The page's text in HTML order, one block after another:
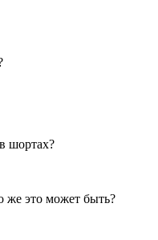
шортах?
же это может быть?